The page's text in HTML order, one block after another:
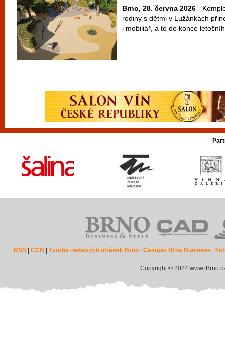
Brno, 28. června 2026 -
rodiny s dětmi v Lužánkách
i mobiliář, a to do konce
RSS |CCB |Tvorba webových stránek Brno |Časopis Brno Business
Copyright © 2024